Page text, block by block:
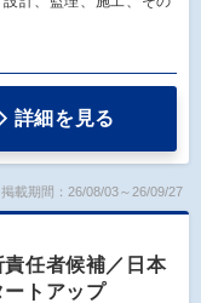
詳細を見る
掲載期間：26/08/03～26/09/27
責任者候補／日本
トアップ